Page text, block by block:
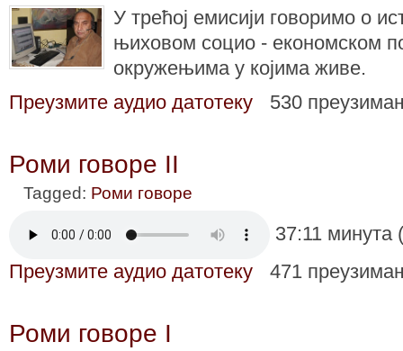
У трећој емисији говоримо о
њиховом социо - економском
окружењима у којима живе.
Преузмите аудио датотеку
530
Роми говоре II
Tagged: Роми говоре
37:11
Преузмите аудио датотеку
471
Роми говоре I